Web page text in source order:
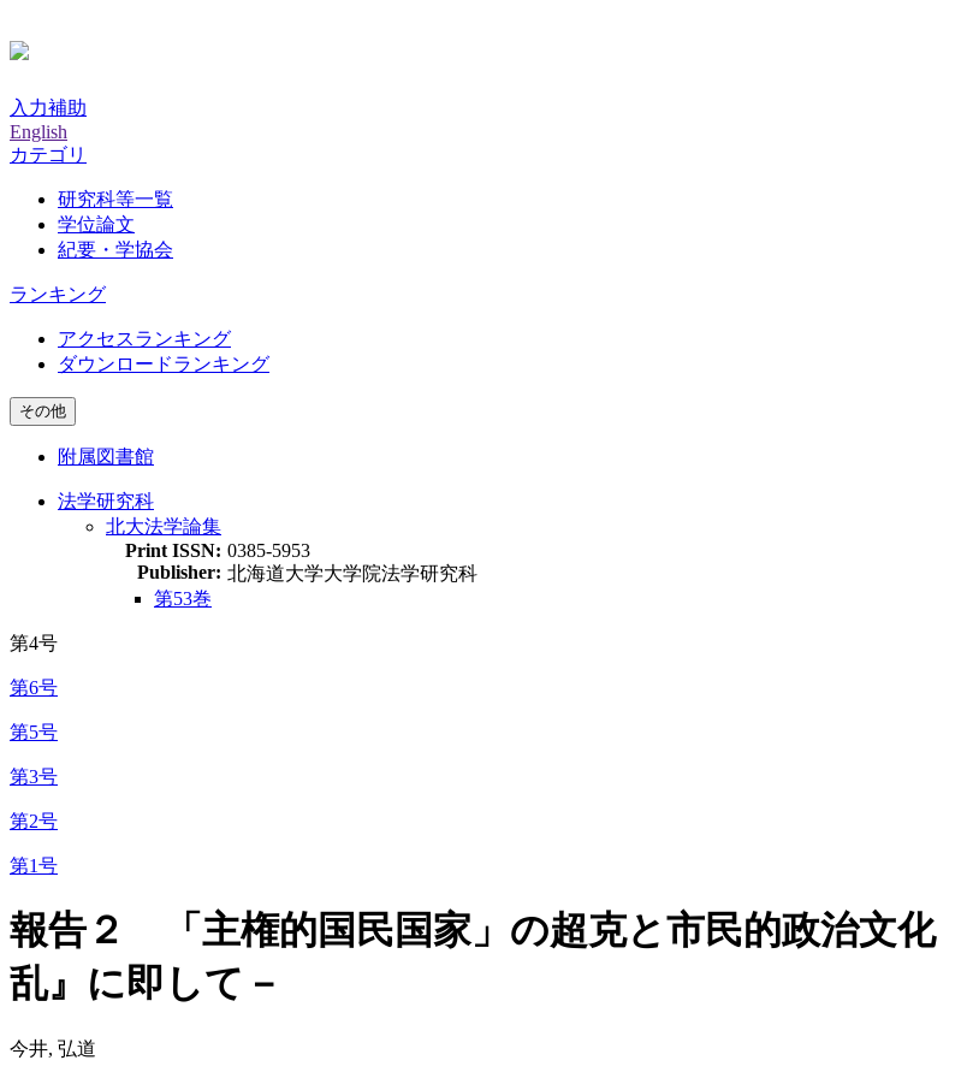
入力補助
English
カテゴリ
研究科等一覧
学位論文
紀要・学協会
ランキング
アクセスランキング
ダウンロードランキング
その他
附属図書館
法学研究科
北大法学論集
Print ISSN: 0385-5953
Publisher: 北海道大学大学院法学研究科
第53巻
第4号
第6号
第5号
第3号
第2号
第1号
報告２ 「主権的国民国家」の超克と市民的政治文化
乱』に即して－
今井, 弘道